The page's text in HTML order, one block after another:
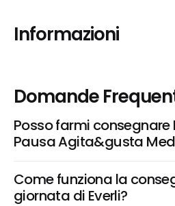
Informazioni
Domande
Posso farmi consegnare
Pausa Agita&gusta
Come funziona la
giornata di Everli?